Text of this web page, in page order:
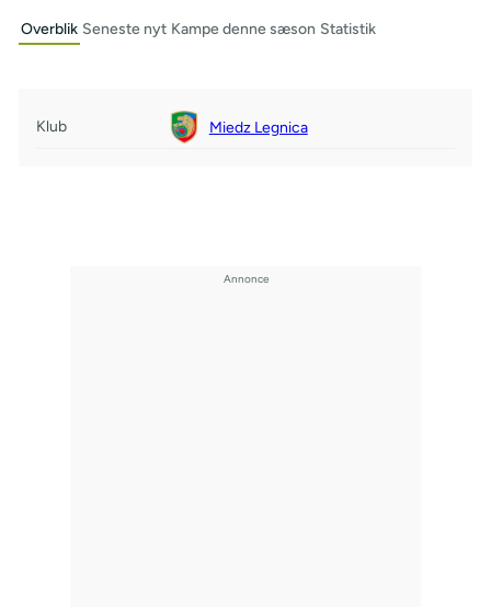
Overblik Seneste nyt Kampe denne sæson Statistik
Klub Miedz Legnica